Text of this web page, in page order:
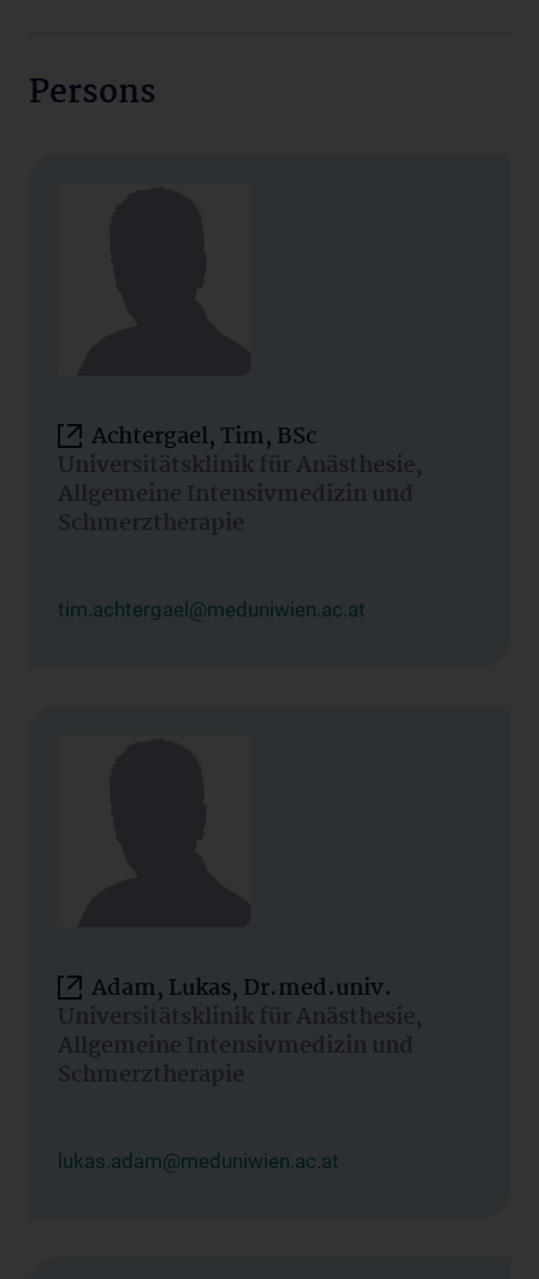
Persons
Achtergael, Tim, BSc
Universitätsklinik für Anästhesie,
Allgemeine Intensivmedizin und
Schmerztherapie
tim.achtergael@meduniwien.ac.at
Adam, Lukas, Dr.med.univ.
Universitätsklinik für Anästhesie,
Allgemeine Intensivmedizin und
Schmerztherapie
lukas.adam@meduniwien.ac.at